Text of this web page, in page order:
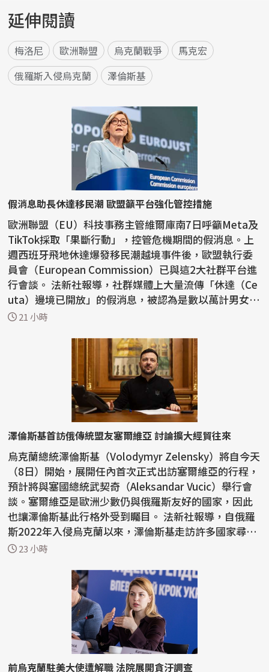
延伸閱讀
梅洛尼 歐洲聯盟 烏克蘭戰爭
馬克宏
俄羅斯入侵烏克蘭
澤倫斯基
假消息助長休達移民潮 歐盟籲平台強化管控措施
歐洲聯盟（EU）科技事務主管維爾庫南7日呼籲Meta及
TikTok採取「果斷行動」，控管危機期間的假消息。上
週西班牙飛地休達爆發移民潮越境事件後，歐盟執行委
員會（European Commission）已與這2大社群平台進
行會談。 法新社報導，社群媒體上大量流傳「休達（Ce
uta）邊境已開放」的假消息，被認為是數以萬計男女老
幼湧入...
21 小時
澤倫斯基首訪俄傳統盟友塞爾維亞 討論擴大經貿往來
烏克蘭總統澤倫斯基（Volodymyr Zelensky）將自今天
（8日）開始，展開任內首次正式出訪塞爾維亞的行程，
預計將與塞國總統武契奇（Aleksandar Vucic）舉行會
談。塞爾維亞是歐洲少數仍與俄羅斯友好的國家，因此
也讓澤倫斯基此行格外受到矚目。 法新社報導，自俄羅
斯2022年入侵烏克蘭以來，澤倫斯基走訪許多國家尋求
支持...
23 小時
前烏克蘭駐美大使遭解職 法院展開貪汙調查